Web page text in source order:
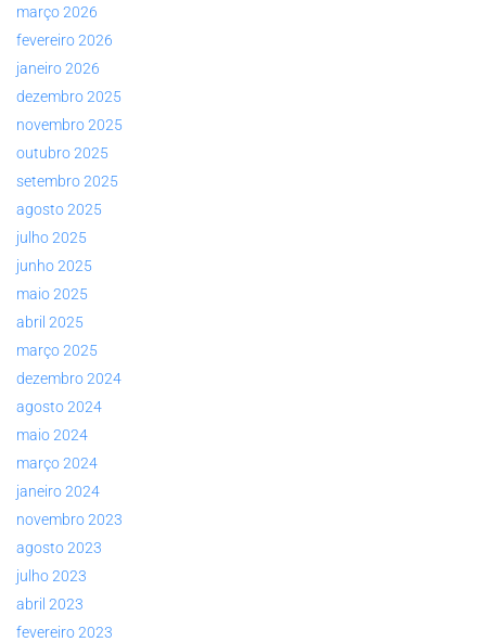
março 2026
fevereiro 2026
janeiro 2026
dezembro 2025
novembro 2025
outubro 2025
setembro 2025
agosto 2025
julho 2025
junho 2025
maio 2025
abril 2025
março 2025
dezembro 2024
agosto 2024
maio 2024
março 2024
janeiro 2024
novembro 2023
agosto 2023
julho 2023
abril 2023
fevereiro 2023